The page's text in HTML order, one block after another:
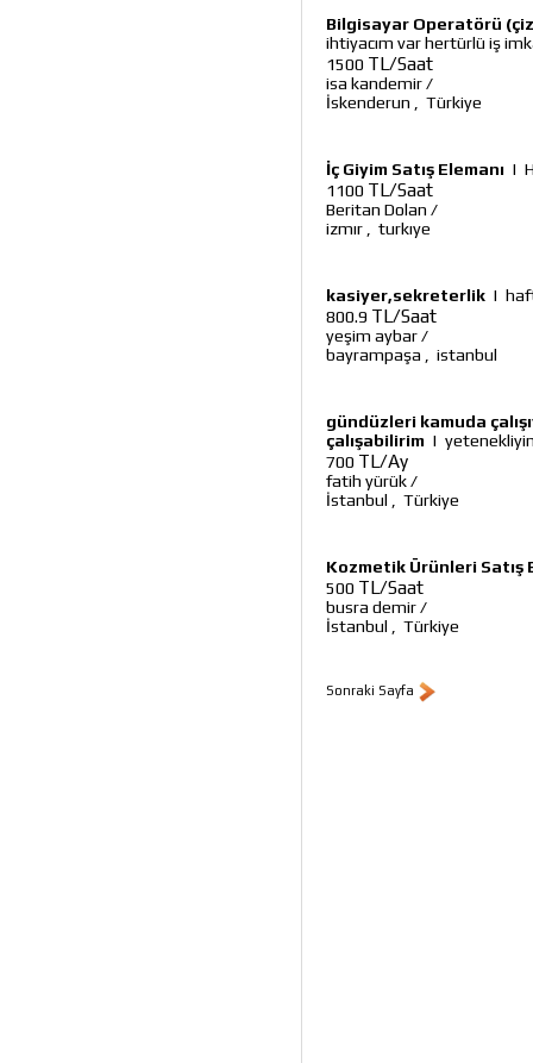
Bilgisayar Operatörü
ihtiyacım var hertürlü iş
1500 TL/Saat
isa kandemir/
İskenderun
Türkiye
İç Giyim Satış Elemanı |
1100 TL/Saat
Beritan Dolan /
izmır
turkıye
kasiyer,sekreterlik |
800.9 TL/Saat
yeşim aybar/
bayrampaşa
istanbul
gündüzleri kamuda
çalışabilirim |
700 TL/Ay
fatih yürük/
İstanbul
Türkiye
Kozmetik Ürünleri Satış
500 TL/Saat
busra demir/
İstanbul
Türkiye
Sonraki Sayfa